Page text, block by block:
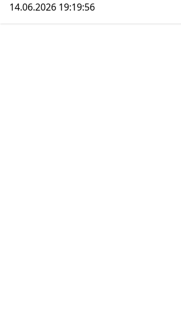
14.06.2026 19:19:56